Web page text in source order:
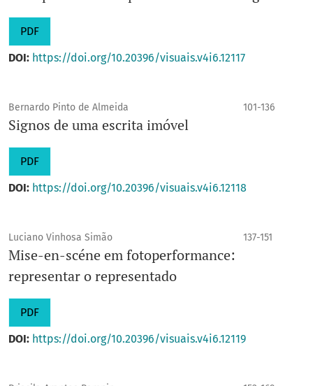
PDF
DOI: https://doi.org/10.20396/visuais.v4i6.12117
Bernardo Pinto de Almeida 101-136
Signos de uma escrita imóvel
PDF
DOI: https://doi.org/10.20396/visuais.v4i6.12118
Luciano Vinhosa Simão 137-151
Mise-en-scéne em fotoperformance:
representar o representado
PDF
DOI: https://doi.org/10.20396/visuais.v4i6.12119